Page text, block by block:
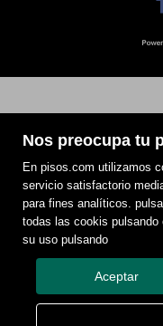
Nos preocupa tu
En pisos.com utilizamos
servicio satisfactorio
para fines analíticos. pulsa
todas las cookis pulsando
su uso pulsando
Aceptar